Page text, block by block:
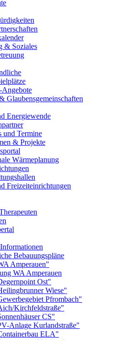
& Soziales
Angebote
Glaubensgemeinschaften
Energiewende
und Termine
& Projekte
Wärmeplanung
Freizeiteinrichtungen
Bebauungspläne
Amperauen"
WA Amperauen
Ost"
Wiese"
Pfrombach"
Kirchfeldstraße"
CS"
Anlage Kurlandstraße"
ELA"